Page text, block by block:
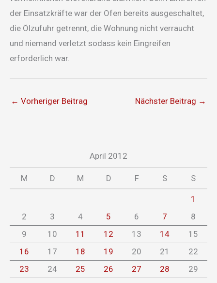
der Einsatzkräfte war der Ofen bereits ausgeschaltet,
die Ölzufuhr getrennt, die Wohnung nicht verraucht
und niemand verletzt sodass kein Eingreifen
erforderlich war.
← Vorheriger Beitrag Nächster Beitrag →
April 2012
M D M D F S S
1
2
3 4 5 6 7
8
9
10 11 12 13 14
15
16
17 18 19 20 21
22
23
24 25 26 27 28
29